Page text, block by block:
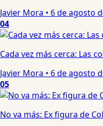
Javier Mora • 6 de agosto
04
Cada vez más cerca: Las
Javier Mora • 6 de agosto
05
No va más: Ex figura de